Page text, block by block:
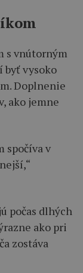
s vnútorným
byť vysoko
Doplnenie
ako jemne
spočíva v
počas dlhých
ako pri
zostáva